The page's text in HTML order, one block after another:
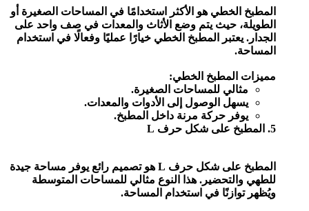
المطبخ الخطي هو الأكثر استخدامًا في المساحات الصغيرة أو
الطويلة، حيث يتم وضع الأثاث والمعدات في صف واحد على
الجدار. يعتبر المطبخ الخطي خيارًا عمليًا وفعالًا في استخدام
المساحة.
مميزات المطبخ الخطي:
مثالي للمساحات الصغيرة.
يسهل الوصول إلى الأدوات والمعدات.
يوفر حركة مرنة داخل المطبخ.
5. المطبخ على شكل حرف L
المطبخ على شكل حرف L هو تصميم رائع يوفر مساحة جيدة
للطهي والتحضير. هذا النوع مثالي للمساحات المتوسطة
ويُظهر توازنًا في استخدام المساحة.